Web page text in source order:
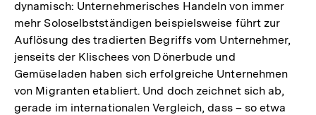
dynamisch: Unternehmerisches Handeln von immer
mehr Soloselbstständigen beispielsweise führt zur
Auflösung des tradierten Begriffs vom Unternehmer,
jenseits der Klischees von Dönerbude und
Gemüseladen haben sich erfolgreiche Unternehmen
von Migranten etabliert. Und doch zeichnet sich ab,
gerade im internationalen Vergleich, dass – so etwa